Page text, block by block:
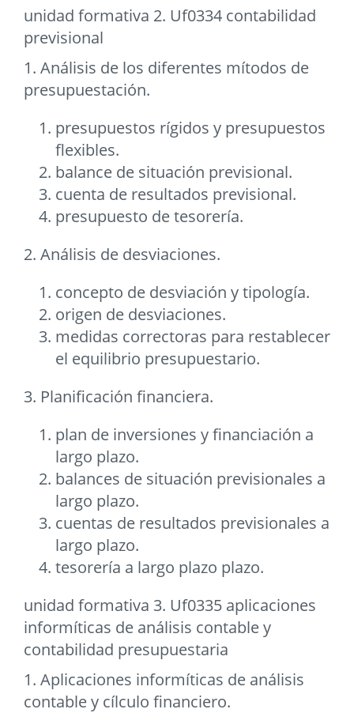
unidad formativa 2. Uf0334 contabilidad
previsional
1. Análisis de los diferentes mítodos de
presupuestación.
presupuestos rígidos y presupuestos
flexibles.
balance de situación previsional.
cuenta de resultados previsional.
presupuesto de tesorería.
2. Análisis de desviaciones.
concepto de desviación y tipología.
origen de desviaciones.
medidas correctoras para restablecer
el equilibrio presupuestario.
3. Planificación financiera.
plan de inversiones y financiación a
largo plazo.
balances de situación previsionales a
largo plazo.
cuentas de resultados previsionales a
largo plazo.
tesorería a largo plazo plazo.
unidad formativa 3. Uf0335 aplicaciones
informíticas de análisis contable y
contabilidad presupuestaria
1. Aplicaciones informíticas de análisis
contable y cílculo financiero.